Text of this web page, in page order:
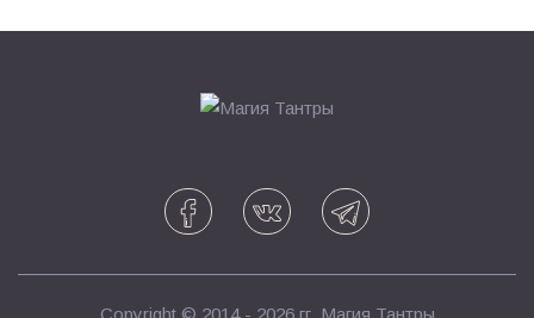
Copyright © 2014 - 2026 гг. Магия Тантры